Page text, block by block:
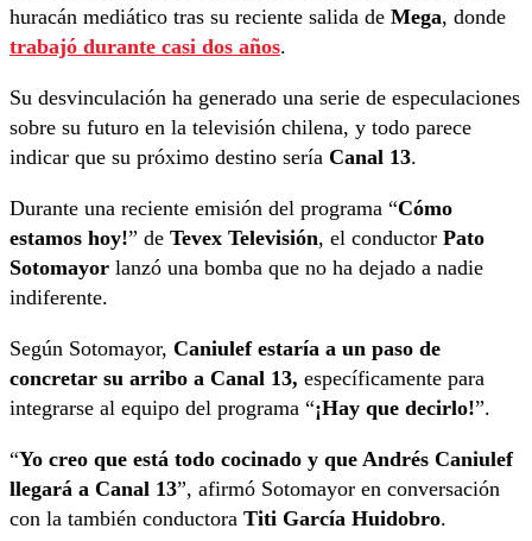
huracán mediático tras su reciente salida de Mega, donde
trabajó durante casi dos años.
Su desvinculación ha generado una serie de especulaciones
sobre su futuro en la televisión chilena, y todo parece
indicar que su próximo destino sería Canal 13.
Durante una reciente emisión del programa “Cómo
estamos hoy!” de Tevex Televisión, el conductor Pato
Sotomayor lanzó una bomba que no ha dejado a nadie
indiferente.
Según Sotomayor, Caniulef estaría a un paso de
concretar su arribo a Canal 13, específicamente para
integrarse al equipo del programa “¡Hay que decirlo!”.
“Yo creo que está todo cocinado y que Andrés Caniulef
llegará a Canal 13”, afirmó Sotomayor en conversación
con la también conductora Titi García Huidobro.